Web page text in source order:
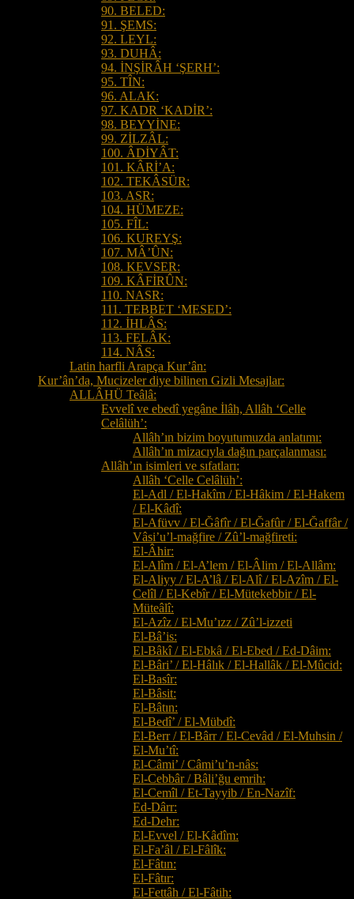
90. BELED:
91. ŞEMS:
92. LEYL:
93. DUHÂ:
94. İNŞİRÂH ‘ŞERH’:
95. TÎN:
96. ALAK:
97. KADR ‘KADİR’:
98. BEYYİNE:
99. ZİLZÂL:
100. ÂDİYÂT:
101. KÂRİ’A:
102. TEKÂSÜR:
103. ASR:
104. HÜMEZE:
105. FÎL:
106. KUREYŞ:
107. MÂ’ÛN:
108. KEVSER:
109. KÂFİRÛN:
110. NASR:
111. TEBBET ‘MESED’:
112. İHLÂS:
113. FELÂK:
114. NÂS:
Latin harfli Arapça Kur’ân:
Kur’ân’da, Mucizeler diye bilinen Gizli Mesajlar:
ALLÂHÜ Teâlâ:
Evvelî ve ebedî yegâne İlâh, Allâh ‘Celle
Celâlüh’:
Allâh’ın bizim boyutumuzda anlatımı:
Allâh’ın mizacıyla dağın parçalanması:
Allâh’ın isimleri ve sıfatları:
Allâh ‘Celle Celâlüh’:
El-Adl / El-Hakîm / El-Hâkim / El-Hakem
/ El-Kâdî:
El-Afüvv / El-Ğâfîr / El-Ğafûr / El-Ğaffâr /
Vâsi’u’l-mağfire / Zû’l-mağfireti:
El-Âhir:
El-Alîm / El-A’lem / El-Âlim / El-Allâm:
El-Aliyy / El-A’lâ / El-Alî / El-Azîm / El-
Celîl / El-Kebîr / El-Mütekebbir / El-
Müteâlî:
El-Azîz / El-Mu’ızz / Zû’l-izzeti
El-Bâ’is:
El-Bâkî / El-Ebkâ / El-Ebed / Ed-Dâim:
El-Bâri’ / El-Hâlık / El-Hallâk / El-Mûcid:
El-Basîr:
El-Bâsit:
El-Bâtın:
El-Bedî’ / El-Mübdî:
El-Berr / El-Bârr / El-Cevâd / El-Muhsin /
El-Mu’tî:
El-Câmi’ / Câmi’u’n-nâs:
El-Cebbâr / Bâli’ğu emrih:
El-Cemîl / Et-Tayyib / En-Nazîf:
Ed-Dârr:
Ed-Dehr:
El-Evvel / El-Kâdîm:
El-Fa’âl / El-Fâlîk:
El-Fâtın:
El-Fâtır:
El-Fettâh / El-Fâtih: